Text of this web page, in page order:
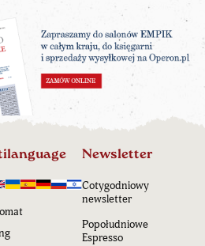
Newsletter
Cotygodniowy
newsletter
Popołudniowe
Espresso